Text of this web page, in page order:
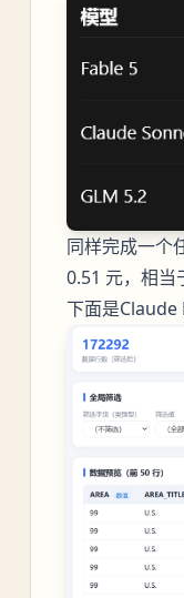
同样完成一个
0.51 元，相当
下面是Claude